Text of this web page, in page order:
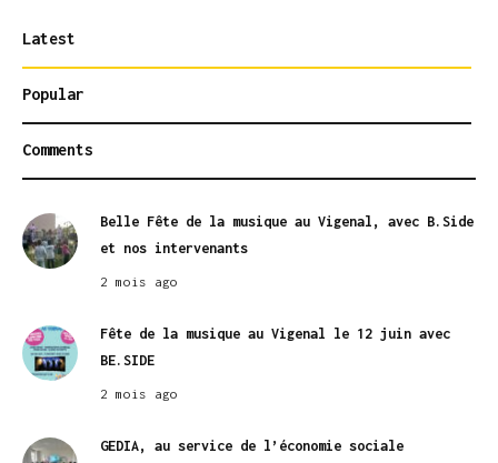
Latest
Popular
Comments
Belle Fête de la musique au Vigenal, avec B.Side
et nos intervenants
2 mois ago
Fête de la musique au Vigenal le 12 juin avec
BE.SIDE
2 mois ago
GEDIA, au service de l’économie sociale